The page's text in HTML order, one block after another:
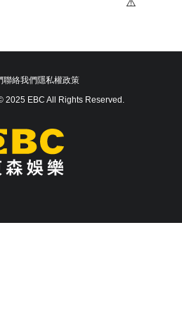
聯絡我們隱私權政策
2025 EBC All Rights Reserved.